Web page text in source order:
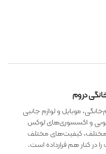
خانگی دروم
موبایل و لوازم جانبی
و اکسسوری‌های لوکس
مختلف، کیفیت‌های مختلف
در کنار هم قرارداده است.